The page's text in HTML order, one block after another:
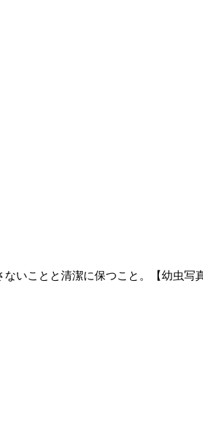
いことと清潔に保つこと。【幼虫写